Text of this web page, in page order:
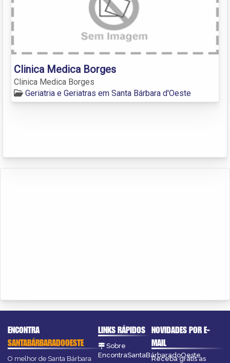
Clinica Medica Borges
Clinica Medica Borges
Geriatria e Geriatras em Santa Bárbara d'Oeste
ENCONTRA
SANTABÁRBARADOOESTE
O melhor de Santa Bárbara
LINKS RÁPIDOS
Sobre
EncontraSantaBárbaradoOeste
NOVIDADES POR E-
MAIL
Receba grátis as